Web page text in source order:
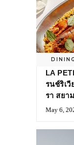
DINING
LA
รนช์ริเ
รา สยา
May 6,